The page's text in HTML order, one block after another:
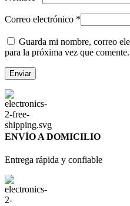
Correo electrónico *
Guarda mi nombre, correo
para la próxima vez que comente.
ENVÍO A DOMICILIO
Entrega rápida y confiable